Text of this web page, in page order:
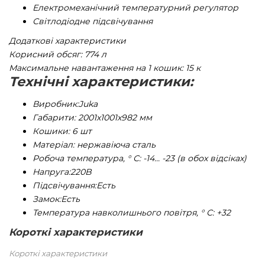
Електромеханічний температурний регулятор
Світлодіодне підсвічування
Додаткові характеристики
Корисний обсяг: 774 л
Максимальне навантаження на 1 кошик: 15 к
Технічні характеристики:
Виробник:Juka
Габарити:2001х1001х982 мм
Кошики:6 шт
Матеріал: нержавіюча сталь
Робоча температура, ° С: -14... -23 (в обох відсіках)
Напруга:220B
Підсвічування:Есть
Замок:Есть
Температура навколишнього повітря, ° С:+32
Короткі характеристики
Короткі характеристики